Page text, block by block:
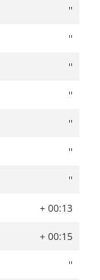
''
''
''
''
''
''
''
+ 00:13
+ 00:15
''
''
+ 00:55
''
+ 00:57
''
+ 01:00
''
''
+ 01:01
''